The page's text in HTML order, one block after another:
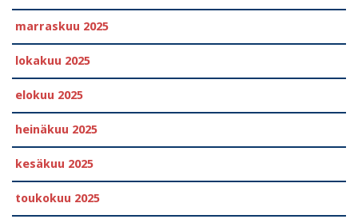
marraskuu 2025
lokakuu 2025
elokuu 2025
heinäkuu 2025
kesäkuu 2025
toukokuu 2025